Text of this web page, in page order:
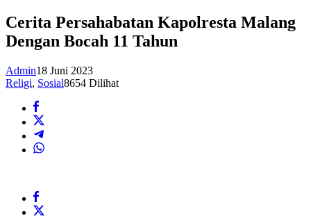
Cerita Persahabatan Kapolresta Malang
Dengan Bocah 11 Tahun
Admin18 Juni 2023
Religi, Sosial8654 Dilihat